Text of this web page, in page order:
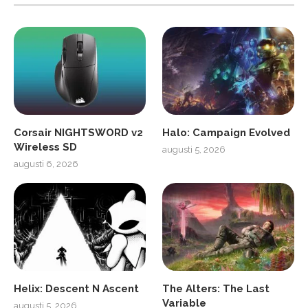
Corsair NIGHTSWORD v2
Wireless SD
augusti 6, 2026
Halo: Campaign Evolved
augusti 5, 2026
Helix: Descent N Ascent
augusti 5, 2026
The Alters: The Last
Variable